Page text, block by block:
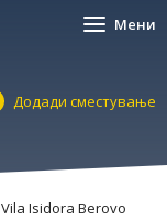
Мени
Додади сместување
Vila Isidora Berovo